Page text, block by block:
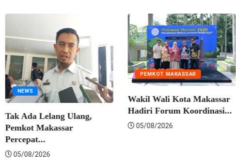
NEWS
Ada Lelang Ulang,
Makassar
05/08/2026
PEMKOT MAKASSAR
Wakil Wali Kota Makassar
Hadiri Forum Koordinasi...
05/08/2026